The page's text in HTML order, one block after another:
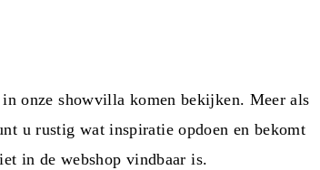
onze showvilla komen bekijken. Meer als
u rustig wat inspiratie opdoen en bekomt
in de webshop vindbaar is.